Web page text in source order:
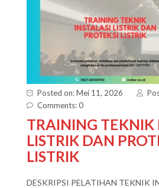
Posted on: Mei 11, 2026
Comments: 0
TRAINING TEKNIK
LISTRIK DAN
LISTRIK
DESKRIPSI PELATIHAN TEKNIK